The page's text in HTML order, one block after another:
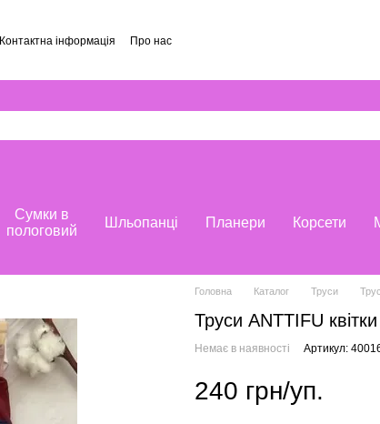
Контактна інформація Про нас
Сумки в
пологовий
Шльопанці Планери Корсети
Головна Каталог Труси
Труси ANTTIFU
Немає в наявності Артикул:
240 грн/уп.